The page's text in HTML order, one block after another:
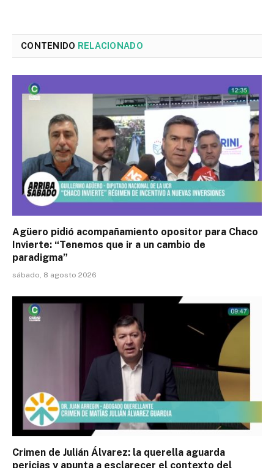
CONTENIDO RELACIONADO
Agüero pidió acompañamiento opositor para Chaco
Invierte: “Tenemos que ir a un cambio de
paradigma”
sábado, 8 agosto 2026
Crimen de Julián Álvarez: la querella aguarda
pericias y apunta a esclarecer el contexto del